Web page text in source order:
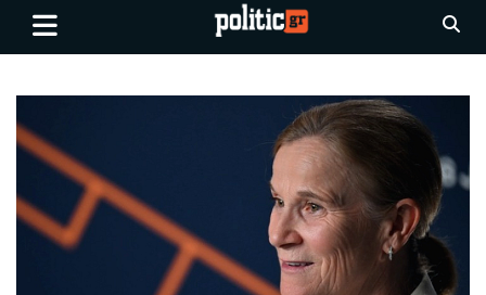
Skip
Ειδήσεις απο τη
Θεσσαλονίκη, την Ελλάδα και
όλο τον Κόσμο
politic.gr